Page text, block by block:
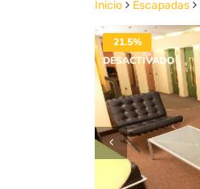
Inicio Escapadas
21.5%
DESACTIVADO